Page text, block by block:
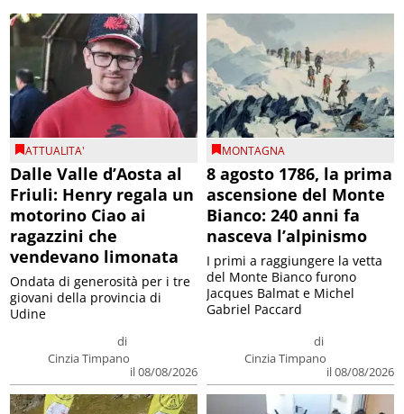
ATTUALITA'
Dalle Valle d’Aosta al
Friuli: Henry regala un
motorino Ciao ai
ragazzini che
vendevano limonata
di
Cinzia Timpano
il 08/08/2026
Ondata di generosità per i tre
giovani della provincia di
Udine
MONTAGNA
8 agosto 1786, la prima
ascensione del Monte
Bianco: 240 anni fa
nasceva l’alpinismo
di
Cinzia Timpano
il 08/08/2026
I primi a raggiungere la vetta
del Monte Bianco furono
Jacques Balmat e Michel
Gabriel Paccard